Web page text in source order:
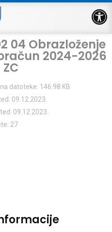
04 Obrazloženje
2024-2026
ZC
datoteke: 146.98 KB
09.12.2023.
09.12.2023.
27